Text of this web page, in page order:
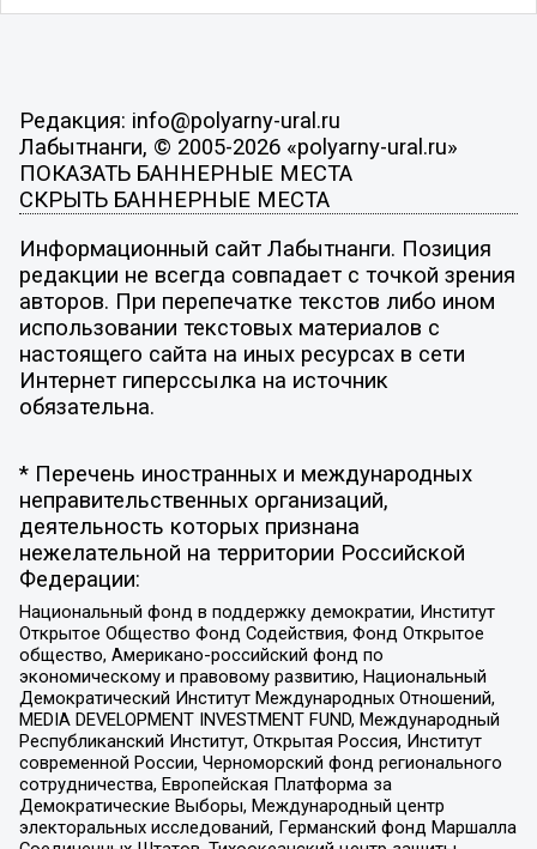
Редакция: info@polyarny-ural.ru
Лабытнанги, © 2005-2026 «polyarny-ural.ru»
ПОКАЗАТЬ БАННЕРНЫЕ МЕСТА
СКРЫТЬ БАННЕРНЫЕ МЕСТА
Информационный сайт Лабытнанги. Позиция
редакции не всегда совпадает с точкой зрения
авторов. При перепечатке текстов либо ином
использовании текстовых материалов с
настоящего сайта на иных ресурсах в сети
Интернет гиперссылка на источник
обязательна.
* Перечень иностранных и международных
неправительственных организаций,
деятельность которых признана
нежелательной на территории Российской
Федерации:
Национальный фонд в поддержку демократии, Институт
Открытое Общество Фонд Содействия, Фонд Открытое
общество, Американо-российский фонд по
экономическому и правовому развитию, Национальный
Демократический Институт Международных Отношений,
MEDIA DEVELOPMENT INVESTMENT FUND, Международный
Республиканский Институт, Открытая Россия, Институт
современной России, Черноморский фонд регионального
сотрудничества, Европейская Платформа за
Демократические Выборы, Международный центр
электоральных исследований, Германский фонд Маршалла